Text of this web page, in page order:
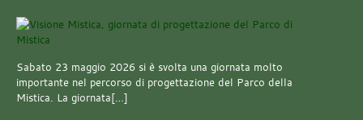
Sabato 23 maggio 2026 si è svolta una giornata molto
importante nel percorso di progettazione del Parco della
Mistica. La giornata[…]